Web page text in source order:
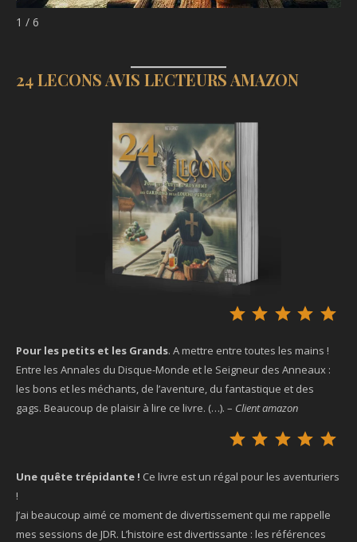
1 / 6
24 LECONS AVIS LECTEURS AMAZON
Pour les petits et les Grands. A mettre entre toutes les mains !
Entre les Annales du Disque-Monde et le Seigneur des Anneaux :
les bons et les méchants, de l’aventure, du fantastique et des
gags. Beaucoup de plaisir à lire ce livre. (…). – Client amazon
Une quête trépidante ! Ce livre est un régal pour les aventuriers
!
J’ai beaucoup aimé ce moment de divertissement qui me rappelle
mes sessions de JDR. L’histoire est divertissante : les références